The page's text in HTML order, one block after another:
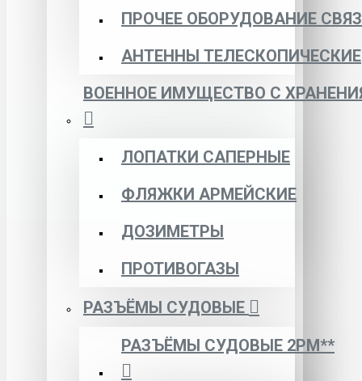
ПРОЧЕЕ ОБОРУДОВАНИЕ
АНТЕННЫ ТЕЛЕСКОПИЧЕСКИЕ
ВОЕННОЕ ИМУЩЕСТВО С
ЛОПАТКИ САПЕРНЫЕ
ФЛЯЖКИ АРМЕЙСКИЕ
ДОЗИМЕТРЫ
ПРОТИВОГАЗЫ
РАЗЪЁМЫ СУДОВЫЕ
РАЗЪЁМЫ СУДОВЫЕ 2РМ**